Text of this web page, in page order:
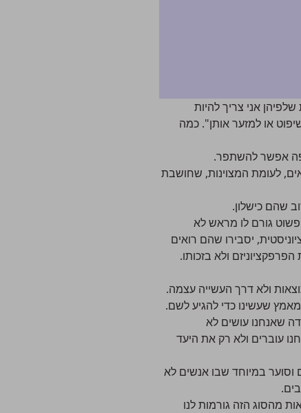
אני צריך להיות
או למזער אותן". כמה
אפשר להשתפר.
לעומת המצוינות, שחושבת
שהם כישלון.
פשוט גורם לו מראש לא
יסבירו שהם רואים
ולא בזכותו.
ולא דרך העשייה עצמה.
שעשינו כדי להגיע לשם.
שאנחנו עושים לא
עוברים ולא רק את היעד
במיוחד שבו אנשים לא
מהסוג הזה גורמות לנו